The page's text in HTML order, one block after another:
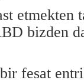
bizden
fesat